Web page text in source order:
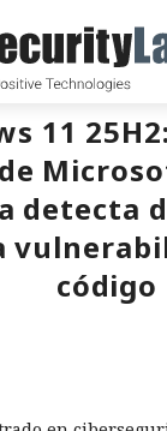
11
detecta
código